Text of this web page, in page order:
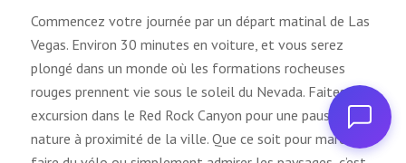
Commencez votre journée par un départ matinal de Las
Vegas. Environ 30 minutes en voiture, et vous serez
plongé dans un monde où les formations rocheuses
rouges prennent vie sous le soleil du Nevada. Faites une
excursion dans le Red Rock Canyon pour une pause
nature à proximité de la ville. Que ce soit pour marcher,